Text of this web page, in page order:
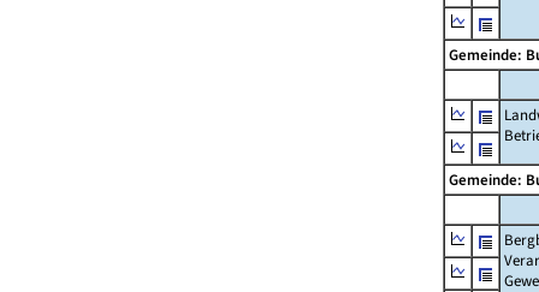
Gemeinde:
Gemeinde: